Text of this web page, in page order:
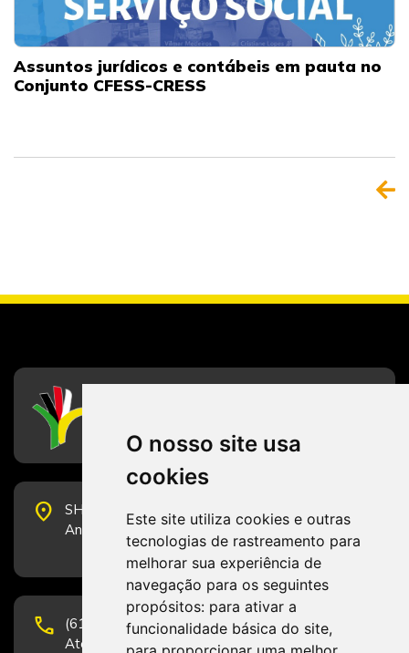
O nosso site usa
cookies
Este site utiliza cookies e outras
tecnologias de rastreamento para
melhorar sua experiência de
navegação para os seguintes
propósitos: para ativar a
funcionalidade básica do site,
Assuntos jurídicos e contábeis em pauta no
Conjunto CFESS-CRESS
place
SHS Quadra 6, Bloco E, Complexo Brasil 21, 20º
Andar, Sala 2001 - CEP 70322-915 - Brasília/DF
phone
(61) 3223-1652 e (61) 98131-3801.
Atendimento por telefone em horário comercial